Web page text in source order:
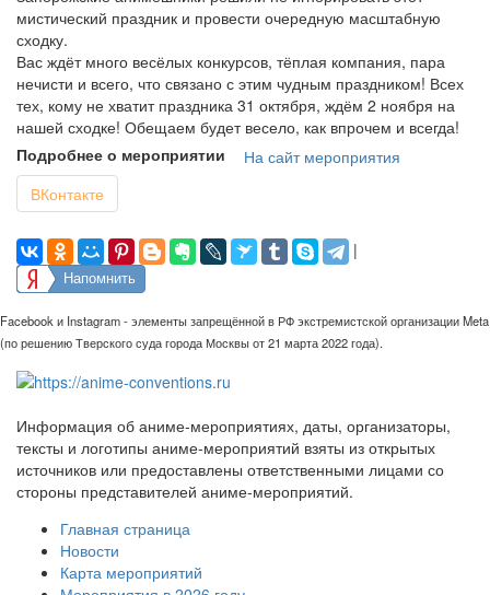
мистический праздник и провести очередную масштабную
сходку.
Вас ждёт много весёлых конкурсов, тёплая компания, пара
нечисти и всего, что связано с этим чудным праздником! Всех
тех, кому не хватит праздника 31 октября, ждём 2 ноября на
нашей сходке! Обещаем будет весело, как впрочем и всегда!
Подробнее о мероприятии
На сайт мероприятия
ВКонтакте
|
Напомнить
Facebook и Instagram - элементы запрещённой в РФ экстремистской организации Meta
(по решению Тверского суда города Москвы от 21 марта 2022 года).
Информация об аниме-мероприятиях, даты, организаторы,
тексты и логотипы аниме-мероприятий взяты из открытых
источников или предоставлены ответственными лицами со
стороны представителей аниме-мероприятий.
Главная страница
Новости
Карта мероприятий